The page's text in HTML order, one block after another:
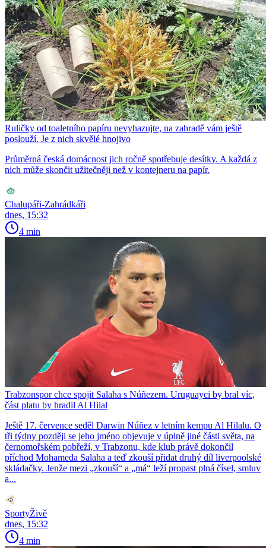
Ruličky od toaletního papíru nevyhazujte, na zahradě vám ještě
poslouží. Je z nich skvělé hnojivo
Průměrná česká domácnost jich ročně spotřebuje desítky. A každá z
nich může skončit užitečněji než v kontejneru na papír.
Chalupáři-Zahrádkáři
dnes, 15:32
4 min
Trabzonspor chce spojit Salaha s Núñezem. Uruguayci by bral víc,
část platu by hradil Al Hilal
Ještě 17. července seděl Darwin Núñez v letním kempu Al Hilalu. O
tři týdny později se jeho jméno objevuje v úplně jiné části světa, na
černomořském pobřeží, v Trabzonu, kde klub právě dokončil
příchod Mohameda Salaha a teď zkouší přidat druhý díl liverpoolské
skládačky. Jenže mezi „zkouší“ a „má“ leží propast plná čísel, smluv
a...
SportyŽivě
dnes, 15:32
4 min